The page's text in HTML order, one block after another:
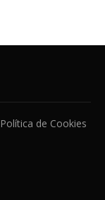
Política de Cookies